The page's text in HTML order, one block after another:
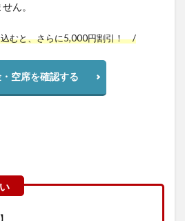
ん。
むと、さらに5,000円割引！ /
空席を確認する